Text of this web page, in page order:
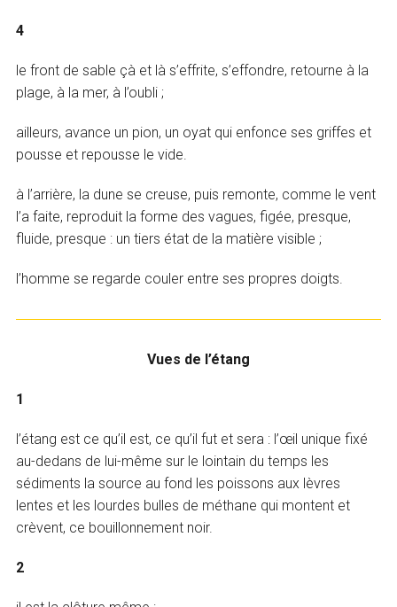
4
le front de sable çà et là s’effrite, s’effondre, retourne à la
plage, à la mer, à l’oubli ;
ailleurs, avance un pion, un oyat qui enfonce ses griffes et
pousse et repousse le vide.
à l’arrière, la dune se creuse, puis remonte, comme le vent
l’a faite, reproduit la forme des vagues, figée, presque,
fluide, presque : un tiers état de la matière visible ;
l’homme se regarde couler entre ses propres doigts.
Vues de l’étang
1
l’étang est ce qu’il est, ce qu’il fut et sera : l’œil unique fixé
au-dedans de lui-même sur le lointain du temps les
sédiments la source au fond les poissons aux lèvres
lentes et les lourdes bulles de méthane qui montent et
crèvent, ce bouillonnement noir.
2